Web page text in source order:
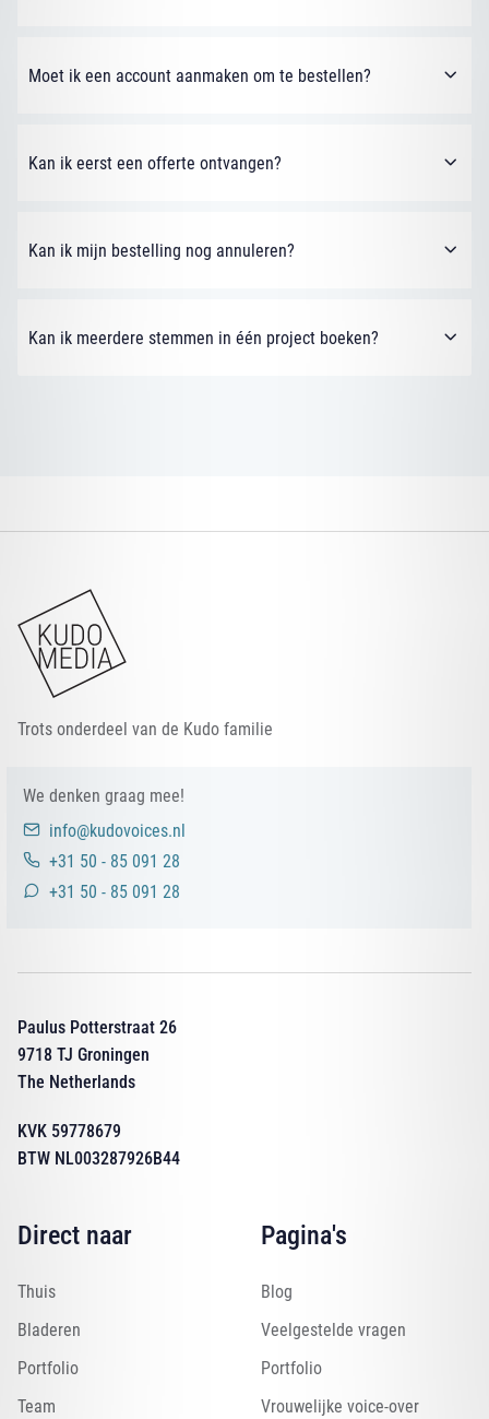
Moet ik een account aanmaken om te bestellen?
Kan ik eerst een offerte ontvangen?
Kan ik mijn bestelling nog annuleren?
Kan ik meerdere stemmen in één project boeken?
Trots onderdeel van de Kudo familie
We denken graag mee!
info@kudovoices.nl
+31 50 - 85 091 28
+31 50 - 85 091 28
Paulus Potterstraat 26
9718 TJ Groningen
The Netherlands
KVK 59778679
BTW NL003287926B44
Direct naar
Thuis
Bladeren
Portfolio
Team
Pagina's
Blog
Veelgestelde vragen
Portfolio
Vrouwelijke voice-over